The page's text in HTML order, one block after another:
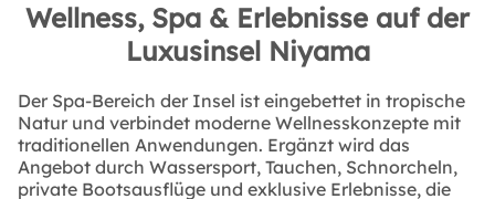
Wellness, Spa & Erlebnisse auf der
Luxusinsel Niyama
Der Spa-Bereich der Insel ist eingebettet in tropische
Natur und verbindet moderne Wellnesskonzepte mit
traditionellen Anwendungen. Ergänzt wird das
Angebot durch Wassersport, Tauchen, Schnorcheln,
private Bootsausflüge und exklusive Erlebnisse, die